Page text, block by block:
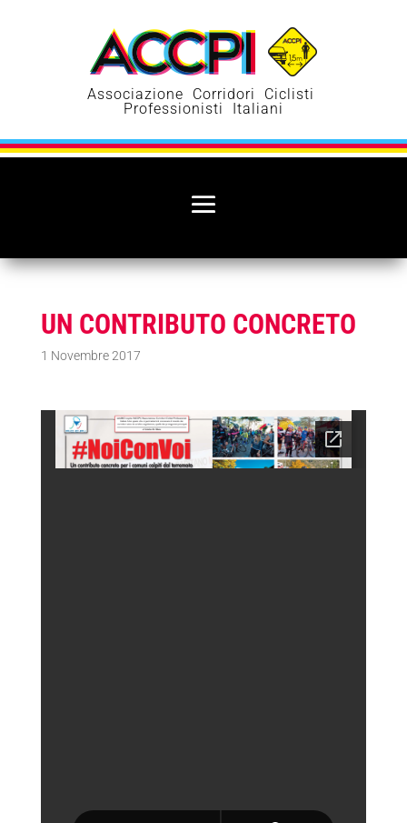
Associazione Corridori Ciclisti
Professionisti Italiani
UN CONTRIBUTO CONCRETO
1 Novembre 2017